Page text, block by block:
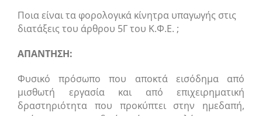
Ποια είναι τα φορολογικά κίνητρα υπαγωγής στις
διατάξεις του άρθρου 5Γ του Κ.Φ.Ε. ;
ΑΠΑΝΤΗΣΗ:
Φυσικό πρόσωπο που αποκτά εισόδημα από
μισθωτή εργασία και από επιχειρηματική
δραστηριότητα που προκύπτει στην ημεδαπή,